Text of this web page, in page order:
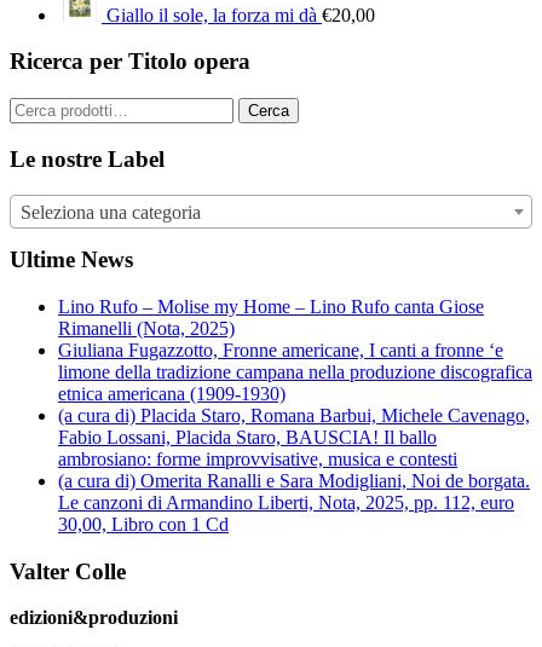
Giallo il sole, la forza mi dà €20,00
Ricerca per Titolo opera
Cerca: Cerca
Le nostre Label
Seleziona una categoria
Ultime News
Lino Rufo – Molise my Home – Lino Rufo canta Giose
Rimanelli (Nota, 2025)
Giuliana Fugazzotto, Fronne americane, I canti a fronne ‘e
limone della tradizione campana nella produzione discografica
etnica americana (1909-1930)
(a cura di) Placida Staro, Romana Barbui, Michele Cavenago,
Fabio Lossani, Placida Staro, BAUSCIA! Il ballo
ambrosiano: forme improvvisative, musica e contesti
(a cura di) Omerita Ranalli e Sara Modigliani, Noi de borgata.
Le canzoni di Armandino Liberti, Nota, 2025, pp. 112, euro
30,00, Libro con 1 Cd
Valter Colle
edizioni&produzioni